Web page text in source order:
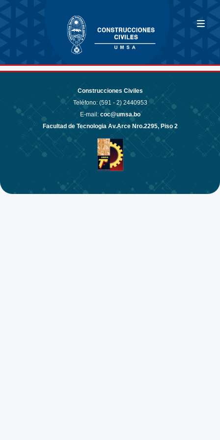
Construcciones Civiles
Teléfono: (591 - 2) 2440953
E-mail: coc@umsa.bo
Facultad de Tecnologia Av.Arce Nro.2295, Piso 2